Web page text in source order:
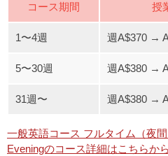
コース期間
授
1〜4週 週A$370 →
5〜30週 週A$380 →
31週〜 週A$380 →
一般英語コース フルタイム（夜
Eveningのコース詳細はこちらから